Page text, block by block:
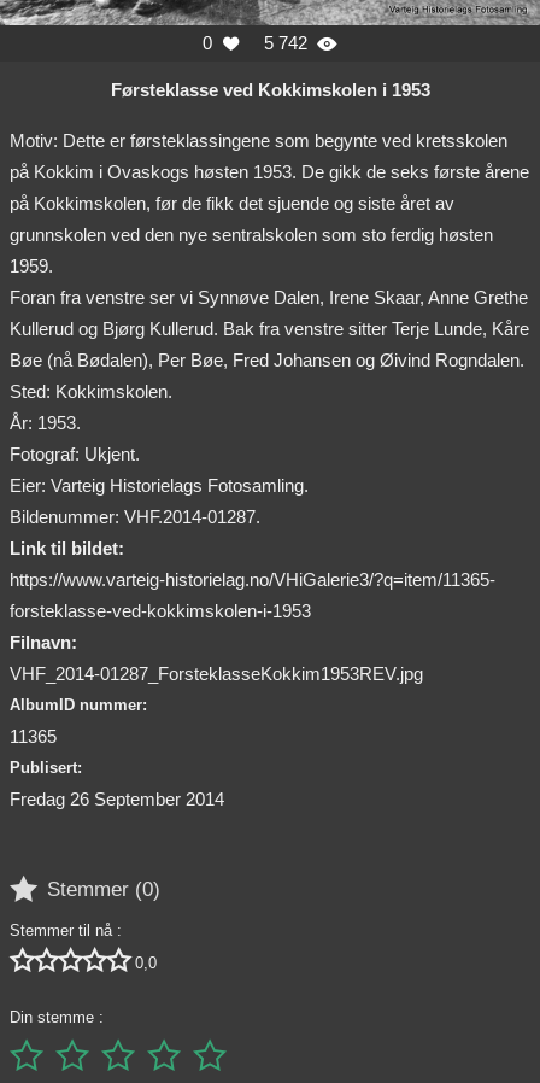
0  5 742 
Førsteklasse ved Kokkimskolen i 1953
Motiv: Dette er førsteklassingene som begynte ved kretsskolen
på Kokkim i Ovaskogs høsten 1953. De gikk de seks første årene
på Kokkimskolen, før de fikk det sjuende og siste året av
grunnskolen ved den nye sentralskolen som sto ferdig høsten
1959.
Foran fra venstre ser vi Synnøve Dalen, Irene Skaar, Anne Grethe
Kullerud og Bjørg Kullerud. Bak fra venstre sitter Terje Lunde, Kåre
Bøe (nå Bødalen), Per Bøe, Fred Johansen og Øivind Rogndalen.
Sted: Kokkimskolen.
År: 1953.
Fotograf: Ukjent.
Eier: Varteig Historielags Fotosamling.
Bildenummer: VHF.2014-01287.
Link til bildet:
https://www.varteig-historielag.no/VHiGalerie3/?q=item/11365-
forsteklasse-ved-kokkimskolen-i-1953
Filnavn:
VHF_2014-01287_ForsteklasseKokkim1953REV.jpg
AlbumID nummer:
11365
Publisert:
Fredag 26 September 2014
 Stemmer (0)
Stemmer til nå :
 0,0
Din stemme :
    